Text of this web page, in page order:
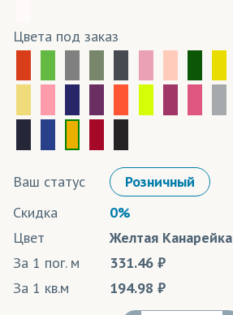
Цвета под заказ
Ваш статус
Розничный
Скидка
0%
Цвет
Желтая Канарейка
За 1 пог. м
331.46
За 1 кв.м
194.98